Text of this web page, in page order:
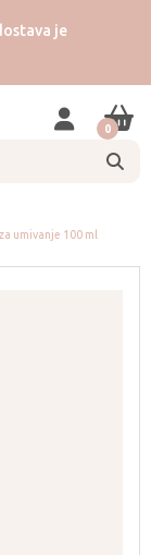
je
0
umivanje 100 ml